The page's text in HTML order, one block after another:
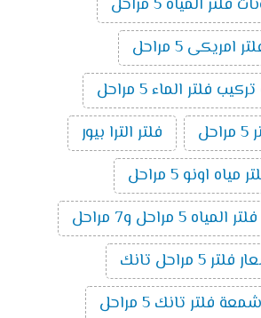
فلتر المياه 5 مراحل
امريكى 5 مراحل
فلتر الماء 5 مراحل
فلتر الترا بيور
مياه اونو 5 مراحل
5 مراحل و7 مراحل
5 مراحل تانك
فلتر تانك 5 مراحل